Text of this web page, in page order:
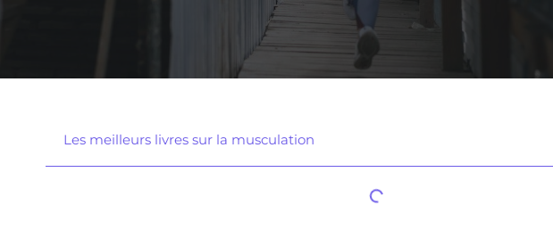
Les meilleurs livres sur la musculation